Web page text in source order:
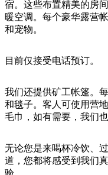
宿。这些布置精美的房
暖空调。每个豪华露营
和宠物。
目前仅接受电话预订。
我们还提供矿工帐篷。
和毯子。客人可使用营
毛巾，如有需要，我们
无论您是来喝杯冷饮、
道，您都将感受到我们